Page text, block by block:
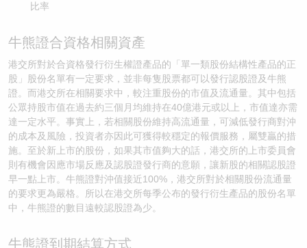
比率
牛熊證合資格相關資產
港交所對於合資格發行衍生權證產品的「單一類股份結構性產品的正
股」股份名單有一定要求，並非每隻股票都可以發行認股證及牛熊
證。而港交所在相關要求中，較注重股份的市值及流通量。其中包括
公眾持股市值在過去約三個月均維持在40億港元或以上，市值達亦需
達一定水平。事實上，若相關股份維持高流通量，可減低發行商對沖
的成本及風險，投資者亦因此可獲得較穩定的報價服務，屬雙贏的措
施。至於新上市的股份，如果其市值夠大的話，港交所的上市委員會
則有機會因應市場反應及認股證發行商的意願，讓新股的相關認股證
早一點上市。牛熊證對沖值接近100%，港交所對於相關股份流通量
的要求更為嚴格。所以在港交所每季公布的發行衍生產品的股份名單
中，牛熊證的數目遠較認股證為少。
牛熊證到期結算方式